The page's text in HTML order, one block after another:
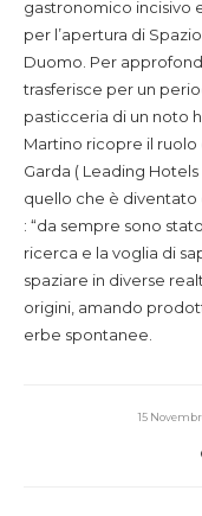
gastronomico incisivo
per l’apertura di
Duomo. Per
trasferisce per un
pasticceria di un noto
Martino ricopre il ruolo
Garda ( Leading
quello che è diventato
: “da sempre sono
ricerca e la voglia di
spaziare in diverse
origini, amando
erbe spontanee.
15